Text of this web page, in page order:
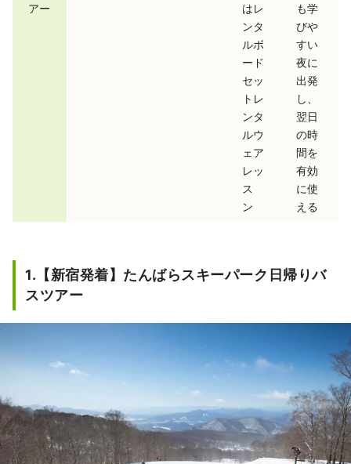
アー
はレ
ンタ
ルボ
ード
セッ
トレ
ンタ
ルウ
ェア
レッ
ス
ン
も学
びや
すい
夜に
出発
し、
翌日
の時
間を
有効
に使
える
1.【新宿発着】たんばらスキーパーク日帰りバ
スツアー